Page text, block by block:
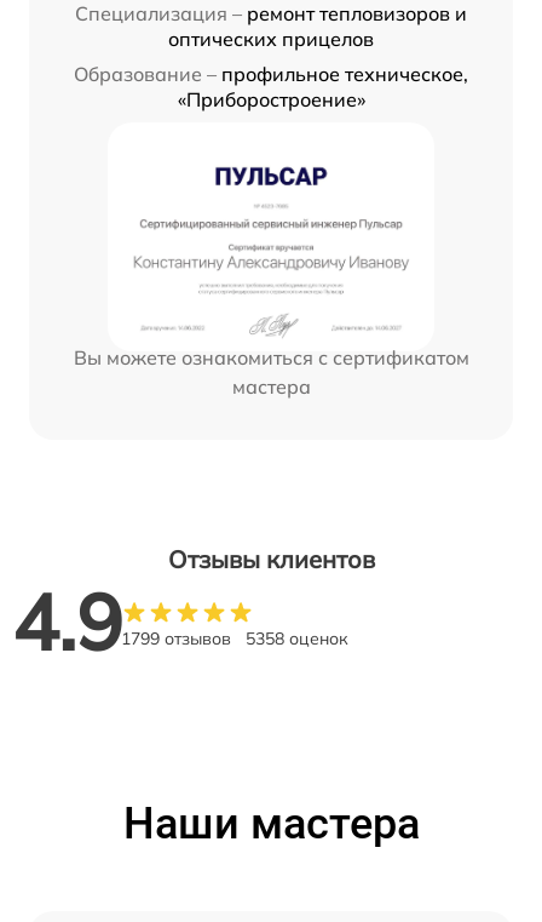
Специализация – ремонт тепловизоров и
оптических прицелов
Образование – профильное техническое,
«Приборостроение»
Вы можете ознакомиться с сертификатом
мастера
Отзывы клиентов
4.91799 отзывов 5358 оценок
Наши мастера